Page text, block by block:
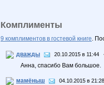
Комплименты
9 комплиментов в гостевой книге.
дважды 20.10.2015 в 11:44
Анна, спасибо Вам большое.
мамёныш 04.10.2015 в 21:28